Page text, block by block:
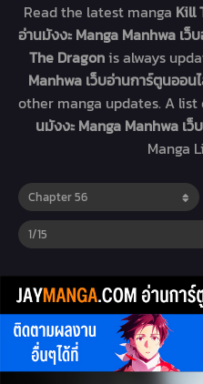
Read the latest manga Kill
อ่านมังงะ Manga Manhwa เ
The Dragonis always
Manhwa เว็บอ่านการ์ตูนออน
other manga updates. A
นมังงะ Manga Manhwa เ
Manga